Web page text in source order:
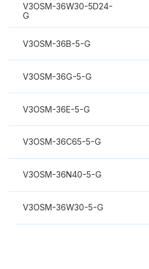
V3OSM-36W30-5D24-
G
V3OSM-36B-5-G
V3OSM-36G-5-G
V3OSM-36E-5-G
V3OSM-36C65-5-G
V3OSM-36N40-5-G
V3OSM-36W30-5-G